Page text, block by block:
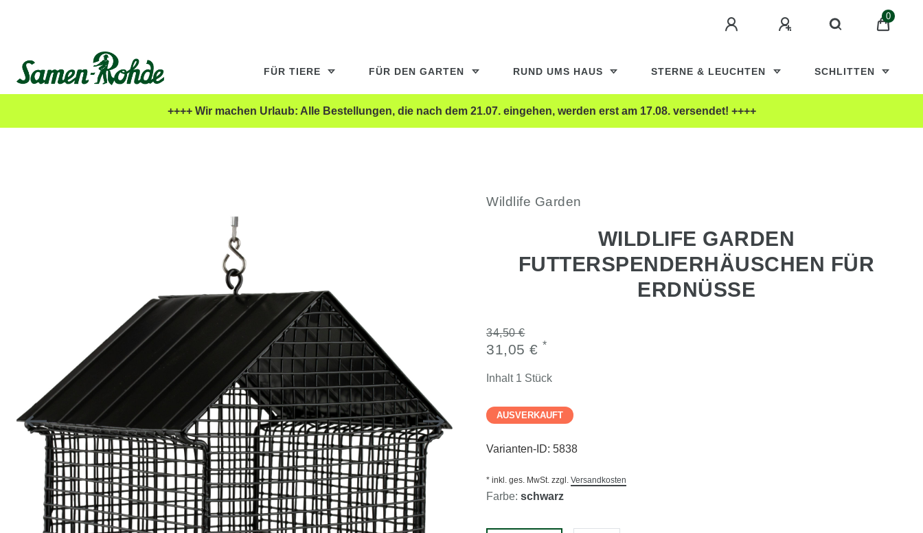
0
FÜR TIERE FÜR DEN GARTEN RUND UMS HAUS STERNE & LEUCHTEN SCHLITTEN
++++ Wir machen Urlaub: Alle Bestellungen, die nach dem 21.07. eingehen, werden erst am 17.08. versendet! ++++
Wildlife Garden
WILDLIFE GARDEN
FUTTERSPENDERHÄUSCHEN FÜR
ERDNÜSSE
34,50 €
31,05 € *
Inhalt 1 Stück
AUSVERKAUFT
Varianten-ID: 5838
* inkl. ges. MwSt. zzgl. Versandkosten
Farbe: schwarz